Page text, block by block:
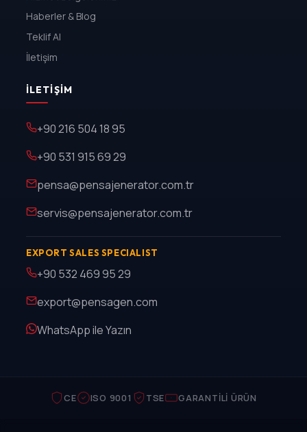
Haberler & Blog
Teklif Al
İletişim
İLETIŞIM
+90 216 504 18 95
+90 531 915 69 29
pensa@pensajenerator.com.tr
servis@pensajenerator.com.tr
EXPORT SALES SPECIALIST
+90 532 469 95 29
export@pensagen.com
WhatsApp ile Yazın
CE ISO 9001 TSE GARANTILI ÜRÜN